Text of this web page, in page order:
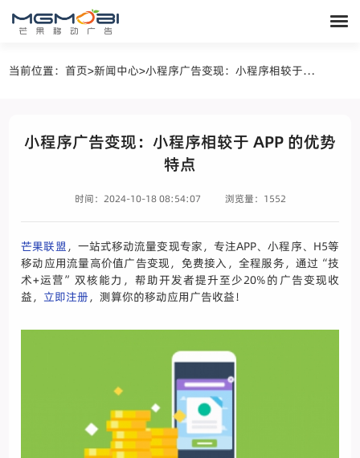
当前位置：首页>新闻中心> 小程序广告变现：小程序相较于 APP 的优势特点
小程序广告变现：小程序相较于 APP 的优势
特点
时间：2024-10-18 08:54:07 浏览量：1552
芒果联盟，一站式移动流量变现专家，专注APP、小程序、H5等
移动应用流量高价值广告变现，免费接入，全程服务，通过“技
术+运营”双核能力，帮助开发者提升至少20%的广告变现收
益， 立即注册，测算你的移动应用广告收益！